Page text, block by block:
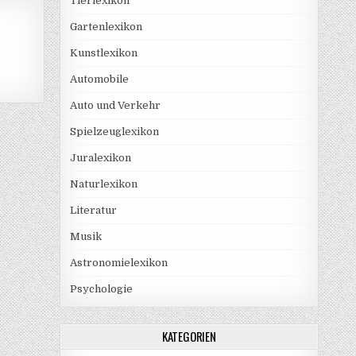
Gartenlexikon
Kunstlexikon
Automobile
Auto und Verkehr
Spielzeuglexikon
Juralexikon
Naturlexikon
Literatur
Musik
Astronomielexikon
Psychologie
KATEGORIEN